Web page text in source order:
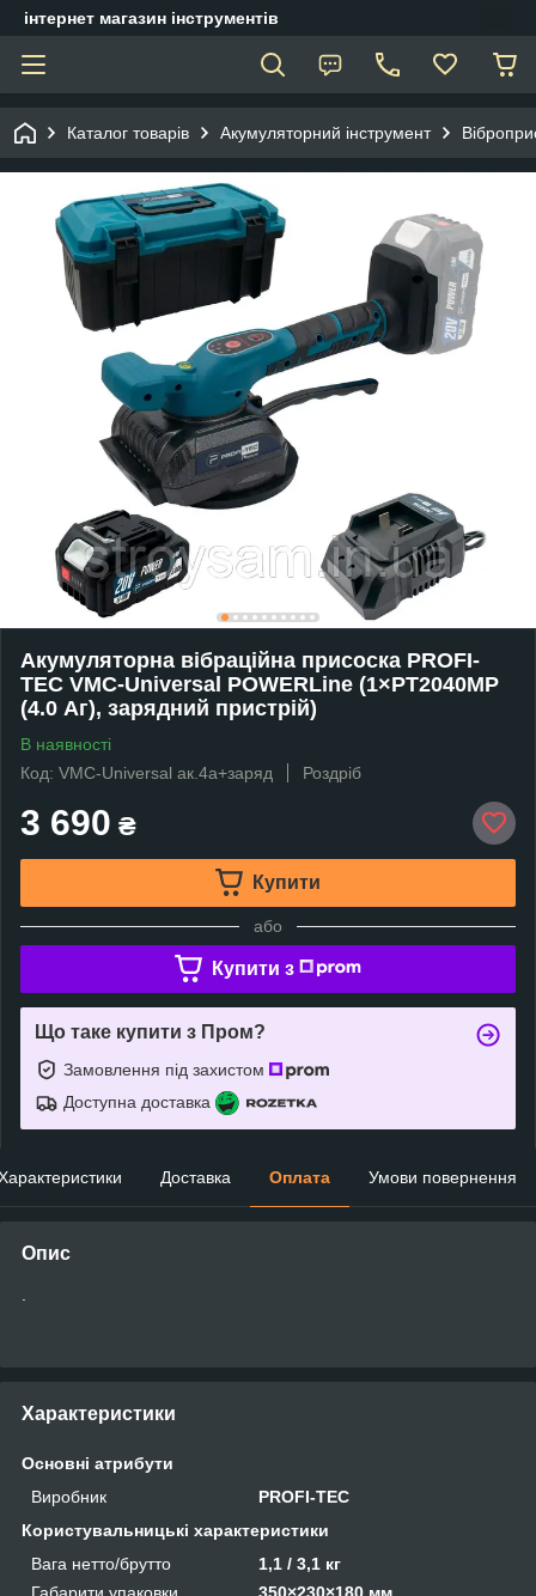
інтернет магазин інструментів
Каталог товарів Акумуляторний інструмент
Акумуляторна вібраційна присоска PROFI-
TEC VMC-Universal POWERLine (1×PT2040MP
(4.0 Аг), зарядний пристрій)
В наявності
Код: VMC-Universal ак.4а+заряд
Роздріб
3 690 ₴
Купити
або
Купити з
Що таке купити з Пром?
Замовлення під захистом
Доступна доставка
Доставка Оплата Умови повернення
Опис
Характеристики
Основні атрибути
Виробник
PROFI-TEC
Користувальницькі характеристики
Вага нетто/брутто
1,1 / 3,1 кг
Габарити упаковки
350×230×180 мм